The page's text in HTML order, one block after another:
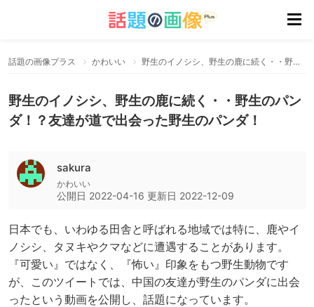
話題の画像プラス かわいい 野生のイノシシ、野生の鹿に続く・・野生のパンダ！？友達が道で出会った野生のパンダ！
野生のイノシシ、野生の鹿に続く・・野生のパン
ダ！？友達が道で出会った野生のパンダ！
sakura
かわいい
公開日 2022-04-16 更新日 2022-12-09
日本でも、いわゆる田舎と呼ばれる地域では特に、鹿やイ
ノシシ、タヌキやクマなどに遭遇することがあります。
『可愛い』ではなく、『怖い』印象をもつ野生動物です
が、このツイートでは、中国の友達が野生のパンダに出会
ったという動画を公開し、話題になっています。